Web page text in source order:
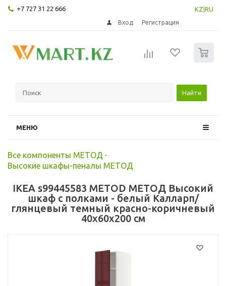
+7 727 31 22 666 KZ RU
Вход Регистрация
Найти
МЕНЮ
Все компоненты МЕТОД -
Высокие шкафы-пеналы МЕТОД
IKEA s99445583 METOD МЕТОД Высокий
шкаф с полками - белый Калларп/
глянцевый темный красно-коричневый
40x60x200 см